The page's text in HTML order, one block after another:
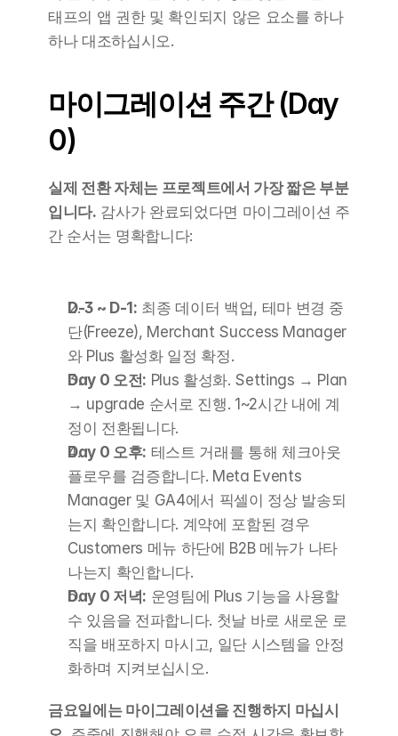
태프의 앱 권한 및 확인되지 않은 요소를 하나
하나 대조하십시오.
마이그레이션 주간 (Day
0)
실제 전환 자체는 프로젝트에서 가장 짧은 부분
입니다. 감사가 완료되었다면 마이그레이션 주
간 순서는 명확합니다:
D-3 ~ D-1: 최종 데이터 백업, 테마 변경 중
단(Freeze), Merchant Success Manager
와 Plus 활성화 일정 확정.
Day 0 오전: Plus 활성화. Settings → Plan
→ upgrade 순서로 진행. 1~2시간 내에 계
정이 전환됩니다.
Day 0 오후: 테스트 거래를 통해 체크아웃
플로우를 검증합니다. Meta Events
Manager 및 GA4에서 픽셀이 정상 발송되
는지 확인합니다. 계약에 포함된 경우
Customers 메뉴 하단에 B2B 메뉴가 나타
나는지 확인합니다.
Day 0 저녁: 운영팀에 Plus 기능을 사용할
수 있음을 전파합니다. 첫날 바로 새로운 로
직을 배포하지 마시고, 일단 시스템을 안정
화하며 지켜보십시오.
금요일에는 마이그레이션을 진행하지 마십시